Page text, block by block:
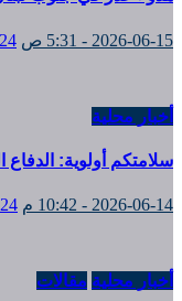
2026-06-15 - 5:31 ص
أخبار محلية
سلامتكم أولوية: الدفاع
2026-06-14 - 10:42 م
أخبار محلية مقالات